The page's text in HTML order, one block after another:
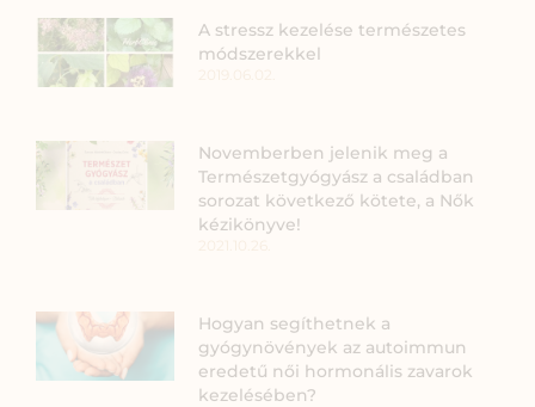
A stressz kezelése természetes
módszerekkel
Novemberben jelenik meg a
Természetgyógyász a családban
sorozat következő kötete, a Nők
kézikönyve!
Hogyan segíthetnek a
gyógynövények az autoimmun
eredetű női hormonális zavarok
kezelésében?